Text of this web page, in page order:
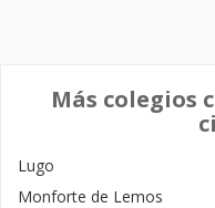
Más colegios
Lugo
Monforte de Lemos